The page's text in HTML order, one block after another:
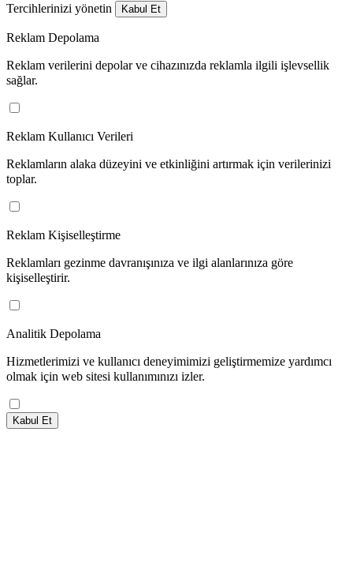
Tercihlerinizi yönetin Kabul Et
Reklam Depolama
Reklam verilerini depolar ve cihazınızda reklamla ilgili işlevsellik
sağlar.
Reklam Kullanıcı Verileri
Reklamların alaka düzeyini ve etkinliğini artırmak için verilerinizi
toplar.
Reklam Kişiselleştirme
Reklamları gezinme davranışınıza ve ilgi alanlarınıza göre
kişiselleştirir.
Analitik Depolama
Hizmetlerimizi ve kullanıcı deneyimimizi geliştirmemize yardımcı
olmak için web sitesi kullanımınızı izler.
Kabul Et